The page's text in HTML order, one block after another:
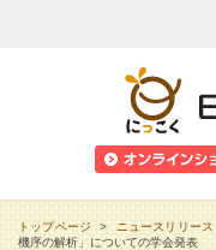
トップページ > ニュースリリース
機序の解析」についての学会発表